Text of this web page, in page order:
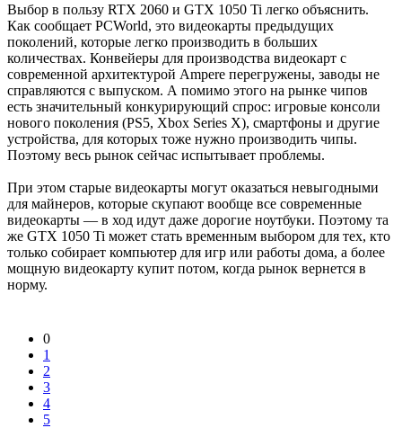
Выбор в пользу RTX 2060 и GTX 1050 Ti легко объяснить.
Как сообщает PCWorld, это видеокарты предыдущих
поколений, которые легко производить в больших
количествах. Конвейеры для производства видеокарт с
современной архитектурой Ampere перегружены, заводы не
справляются с выпуском. А помимо этого на рынке чипов
есть значительный конкурирующий спрос: игровые консоли
нового поколения (PS5, Xbox Series X), смартфоны и другие
устройства, для которых тоже нужно производить чипы.
Поэтому весь рынок сейчас испытывает проблемы.
При этом старые видеокарты могут оказаться невыгодными
для майнеров, которые скупают вообще все современные
видеокарты — в ход идут даже дорогие ноутбуки. Поэтому та
же GTX 1050 Ti может стать временным выбором для тех, кто
только собирает компьютер для игр или работы дома, а более
мощную видеокарту купит потом, когда рынок вернется в
норму.
0
1
2
3
4
5